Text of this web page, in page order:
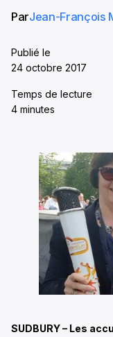
ParJean-François
Publié le
24 octobre 2017
Temps de lecture
4 minutes
SUDBURY – Les